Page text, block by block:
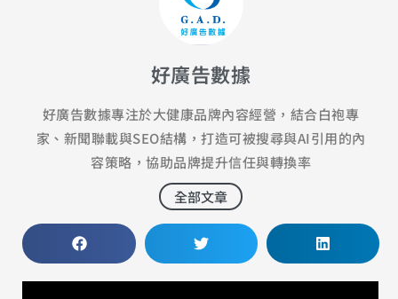
好廣告數據
好廣告數據專注於大健康品牌內容經營，結合白袍專
家、新聞聯載與SEO結構，打造可被搜尋與AI引用的內
容策略，協助品牌提升信任與轉換率
全部文章